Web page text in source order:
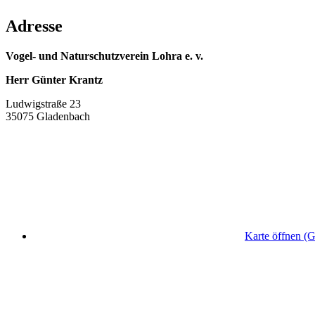
Adresse
Vogel- und Naturschutzverein Lohra e. v.
Herr Günter Krantz
Ludwigstraße 23
35075 Gladenbach
Karte öffnen